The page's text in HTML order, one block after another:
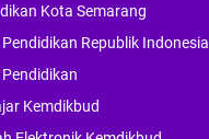
Kota Semarang
Republik Indonesia
Kemdikbud